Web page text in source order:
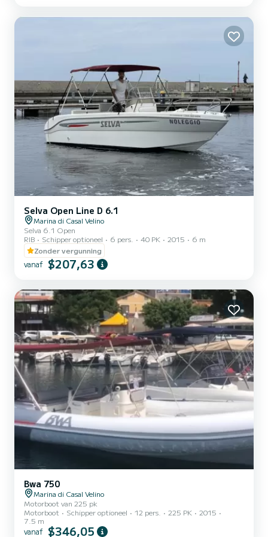
Architiello, Coniglio-rots, Baia del Buon Dormire, Marinella, botte...
Selva Open Line D 6.1
Marina di Casal Velino
Selva 6.1 Open
RIB
Schipper optioneel 6 pers. 40 PK 2015
6 m
Zonder vergunning
vanaf $207,63
Bwa 750
Marina di Casal Velino
Motorboot van 225 pk
Motorboot
Schipper optioneel 12 pers. 225 PK
2015
7.5 m
vanaf $346,05